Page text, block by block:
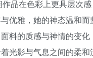
品在色彩上更具层次
优雅，她的神态温和
料的质感与神情的变
光影与气息之间的柔和